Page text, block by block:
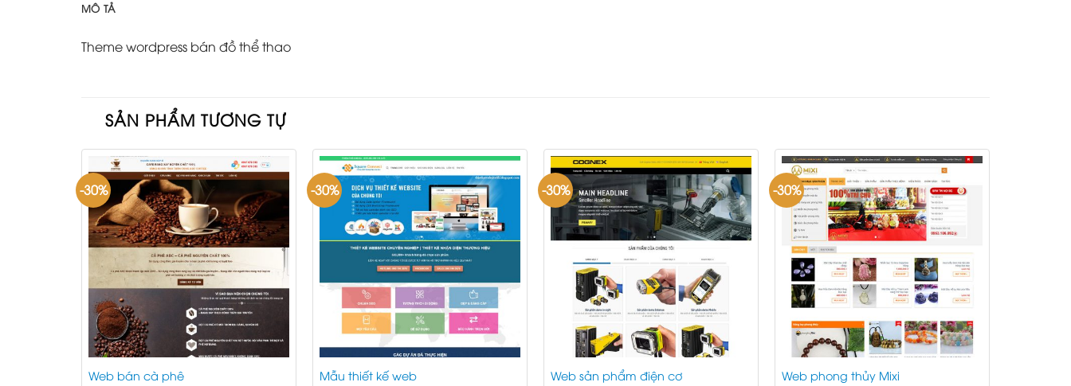
MÔ TẢ
Theme wordpress bán đồ thể thao
SẢN PHẨM TƯƠNG TỰ
-30%
Web bán cà phê
-30%
Mẫu thiết kế web
-30%
Web sản phẩm điện cơ
-30%
Web phong thủy Mixi